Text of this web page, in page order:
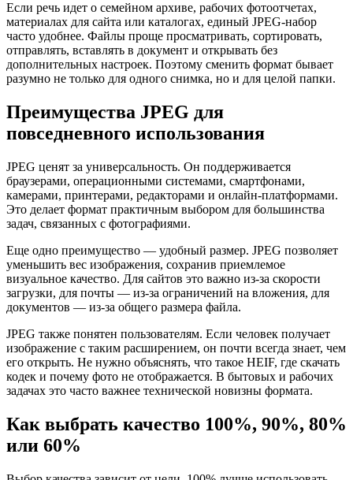
Если речь идет о семейном архиве, рабочих фотоотчетах,
материалах для сайта или каталогах, единый JPEG-набор
часто удобнее. Файлы проще просматривать, сортировать,
отправлять, вставлять в документ и открывать без
дополнительных настроек. Поэтому сменить формат бывает
разумно не только для одного снимка, но и для целой папки.
Преимущества JPEG для
повседневного использования
JPEG ценят за универсальность. Он поддерживается
браузерами, операционными системами, смартфонами,
камерами, принтерами, редакторами и онлайн-платформами.
Это делает формат практичным выбором для большинства
задач, связанных с фотографиями.
Еще одно преимущество — удобный размер. JPEG позволяет
уменьшить вес изображения, сохранив приемлемое
визуальное качество. Для сайтов это важно из-за скорости
загрузки, для почты — из-за ограничений на вложения, для
документов — из-за общего размера файла.
JPEG также понятен пользователям. Если человек получает
изображение с таким расширением, он почти всегда знает, чем
его открыть. Не нужно объяснять, что такое HEIF, где скачать
кодек и почему фото не отображается. В бытовых и рабочих
задачах это часто важнее технической новизны формата.
Как выбрать качество 100%, 90%, 80%
или 60%